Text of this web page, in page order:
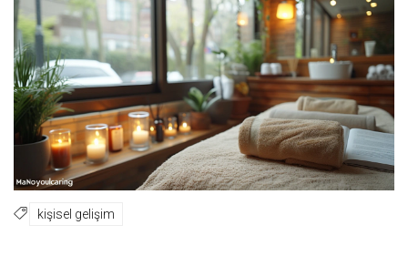
a
p
a
t
kişisel gelişim